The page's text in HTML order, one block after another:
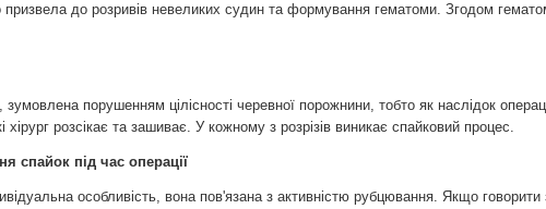
до розривів невеликих судин та формування гематоми. Згодом
порушенням цілісності черевної порожнини, тобто як наслідок
хірург розсікає та зашиває. У кожному з розрізів виникає спайковий процес.
спайок під час операції
особливість, вона пов'язана з активністю рубцювання. Якщо